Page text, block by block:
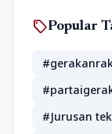
sellPopular
#Jurusan